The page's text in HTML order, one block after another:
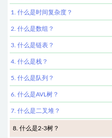
1. 什么是时间复杂度？
2. 什么是数组？
3. 什么是链表？
4. 什么是栈？
5. 什么是队列？
6. 什么是AVL树？
7. 什么是二叉堆？
8. 什么是2-3树？